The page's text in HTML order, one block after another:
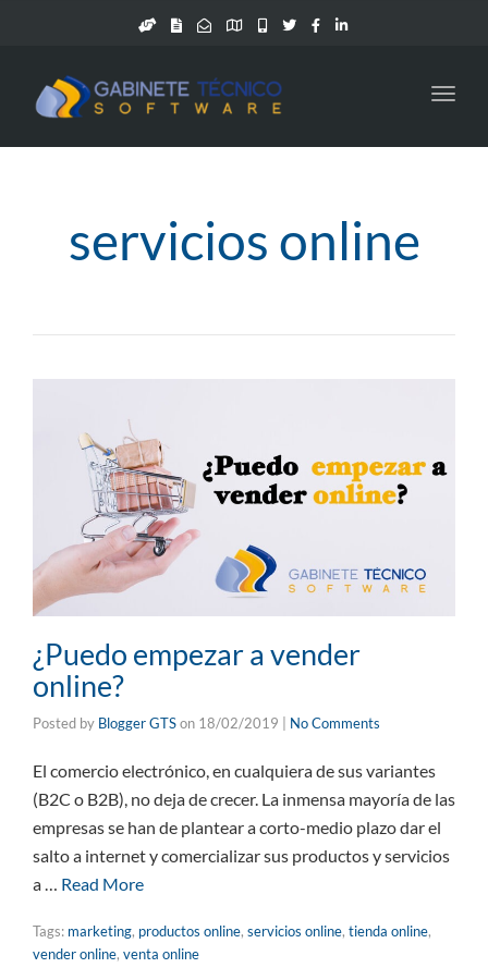
servicios online
¿Puedo empezar a vender
online?
Posted by Blogger GTSon 18/02/2019 No Comments
El comercio electrónico, en cualquiera de sus variantes
(B2C o B2B), no deja de crecer. La inmensa mayoría de las
empresas se han de plantear a corto-medio plazo dar el
salto a internet y comercializar sus productos y servicios
a … Read More
Tags: marketing, productos online, servicios online, tienda online,
vender online, venta online